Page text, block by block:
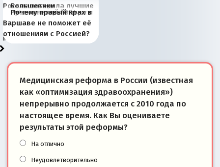
Россия потеряла лучшие
рыбопромысловые
районы Баренцева
моря
Большевики
отличаются от «Яблока»
тем, что они -
победители
Киевская марионетка
Запада рассказала о
«переобувании» хозяев
В России назрели
перемены: 15 шагов к
суверенной экономике
Миграционный пожар
Европы
Россия начинает
сбрасывать балласт
Анкориджа
Россия зимой 1904
года: первые уступки во
внутренней политике
Русская нация вчера и
сегодня
Почему правый крах в
Варшаве не поможет её
отношениям с Россией?
Медицинская реформа в России (известная
как «оптимизация здравоохранения»)
непрерывно продолжается с 2010 года по
настоящее время. Как Вы оцениваете
результаты этой реформы?
На отлично
Неудовлетворительно